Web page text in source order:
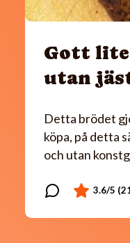
Gott
utan
Detta brödet
köpa, på detta
och utan